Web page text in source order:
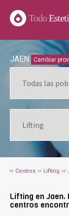
Todo
JAEN Cambiar
Centros Lifting
Lifting en Jaen.
centros